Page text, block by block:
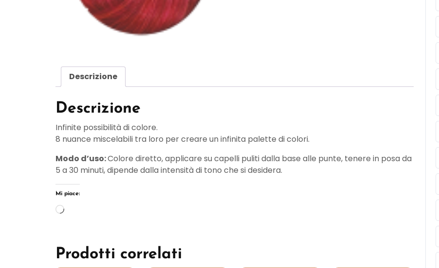
Descrizione
Descrizione
Infinite possibilità di colore.
8 nuance miscelabili tra loro per creare un infinita palette di colori.
Modo d’uso:Colore diretto, applicare su capelli puliti dalla base alle punte, tenere in posa da
5 a 30 minuti, dipende dalla intensità di tono che si desidera.
Mi piace:
Caricamento
Prodotti correlati